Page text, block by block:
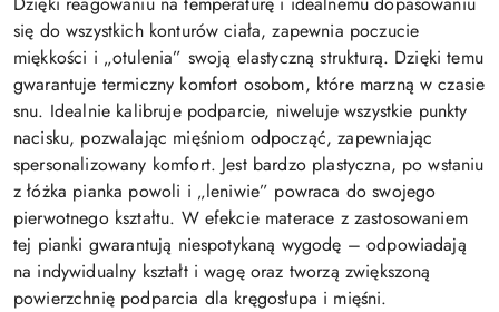
się do wszystkich konturów ciała, zapewnia poczucie
miękkości i „otulenia” swoją elastyczną strukturą. Dzięki temu
gwarantuje termiczny komfort osobom, które marzną w czasie
snu. Idealnie kalibruje podparcie, niweluje wszystkie punkty
nacisku, pozwalając mięśniom odpocząć, zapewniając
spersonalizowany komfort. Jest bardzo plastyczna, po wstaniu
z łóżka pianka powoli i „leniwie” powraca do swojego
pierwotnego kształtu. W efekcie materace z zastosowaniem
tej pianki gwarantują niespotykaną wygodę – odpowiadają
na indywidualny kształt i wagę oraz tworzą zwiększoną
powierzchnię podparcia dla kręgosłupa i mięśni.